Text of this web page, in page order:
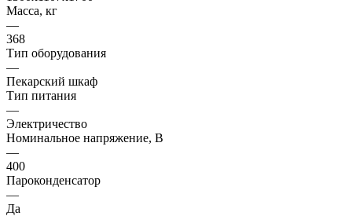
Масса, кг
—
368
Тип оборудования
—
Пекарский шкаф
Тип питания
—
Электричество
Номинальное напряжение, В
—
400
Пароконденсатор
—
Да